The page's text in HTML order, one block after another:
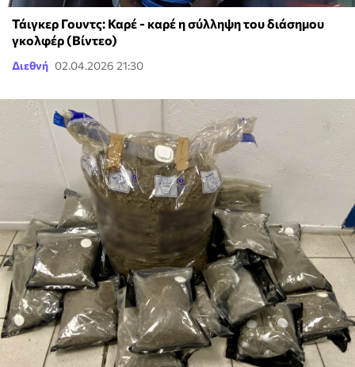
Τάιγκερ Γουντς: Καρέ - καρέ η σύλληψη του διάσημου
γκολφέρ (Βίντεο)
Διεθνή 02.04.2026 21:30